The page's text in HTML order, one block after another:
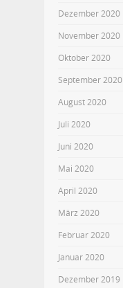
Dezember 2020
November 2020
Oktober 2020
September 2020
August 2020
Juli 2020
Juni 2020
Mai 2020
April 2020
März 2020
Februar 2020
Januar 2020
Dezember 2019